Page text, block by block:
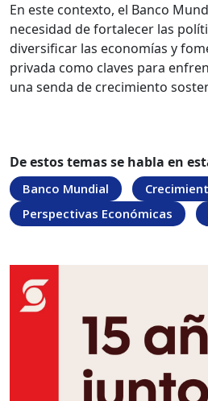
En este contexto, el Banco
necesidad de fortalecer las
diversificar las economías y
privada como claves para
una senda de crecimiento
De estos temas se habla en
Banco Mundial
Perspectivas Económicas